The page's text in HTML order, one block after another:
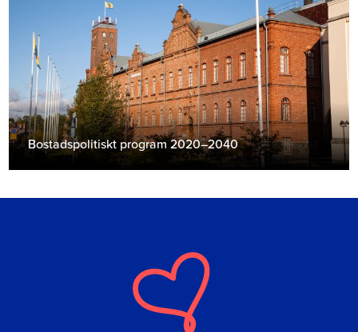
Bostadspolitiskt program 2020–2040